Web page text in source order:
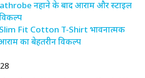
नहाने के बाद आराम और स्टाइल
Fit Cotton T-Shirt भावनात्मक
का बेहतरीन विकल्प